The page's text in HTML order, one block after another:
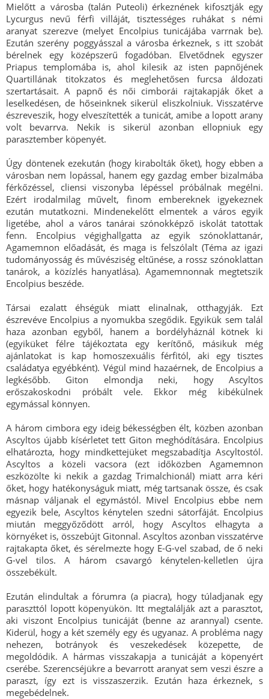
Mielőtt a városba (talán Puteoli) érkeznének kifosztják egy
Lycurgus nevű férfi villáját, tisztességes ruhákat s némi
aranyat szerezve (melyet Encolpius tunicájába varrnak be).
Ezután szerény poggyásszal a városba érkeznek, s itt szobát
bérelnek egy középszerű fogadóban. Elvetődnek egyszer
Priapus templomába is, ahol kilesik az isten papnőjének
Quartillának titokzatos és meglehetősen furcsa áldozati
szertartásait. A papnő és női cimborái rajtakapják őket a
leselkedésen, de hőseinknek sikerül eliszkolniuk. Visszatérve
észreveszik, hogy elveszítették a tunicát, amibe a lopott arany
volt bevarrva. Nekik is sikerül azonban ellopniuk egy
parasztember köpenyét.
Úgy döntenek ezekután (hogy kirabolták őket), hogy ebben a
városban nem lopással, hanem egy gazdag ember bizalmába
férkőzéssel, cliensi viszonyba lépéssel próbálnak megélni.
Ezért irodalmilag művelt, finom embereknek igyekeznek
ezután mutatkozni. Mindenekelőtt elmentek a város egyik
ligetébe, ahol a város tanárai szónokképző iskolát tatottak
fenn. Encolpius végighallgatta az egyik szónoklattanár,
Agamemnon előadását, és maga is felszólalt (Téma az igazi
tudományosság és művésziség eltűnése, a rossz szónoklattan
tanárok, a közízlés hanyatlása). Agamemnonnak megtetszik
Encolpius beszéde.
Társai ezalatt éhségük miatt elinalnak, otthagyják. Ezt
észrevéve Encolpius a nyomukba szegődik. Egyikük sem talál
haza azonban egyből, hanem a bordélyháznál kötnek ki
(egyiküket félre tájékoztata egy kerítőnő, másikuk még
ajánlatokat is kap homoszexuális férfitól, aki egy tisztes
családatya egyébként). Végül mind hazaérnek, de Encolpius a
legkésőbb. Giton elmondja neki, hogy Ascyltos
erőszakoskodni próbált vele. Ekkor még kibékülnek
egymással könnyen.
A három cimbora egy ideig békességben élt, közben azonban
Ascyltos újabb kísérletet tett Giton meghódítására. Encolpius
elhatározta, hogy mindkettejüket megszabadítja Ascyltostól.
Ascyltos a közeli vacsora (ezt időközben Agamemnon
eszközölte ki nekik a gazdag Trimalchionál) miatt arra kéri
őket, hogy hatékonyságuk miatt, még tartsanak össze, és csak
másnap váljanak el egymástól. Mivel Encolpius ebbe nem
egyezik bele, Ascyltos kénytelen szedni sátorfáját. Encolpius
miután meggyőződött arról, hogy Ascyltos elhagyta a
környéket is, összebújt Gitonnal. Ascyltos azonban visszatérve
rajtakapta őket, és sérelmezte hogy E-G-vel szabad, de ő neki
G-vel tilos. A három csavargó kénytelen-kelletlen újra
összebékült.
Ezután elindultak a fórumra (a piacra), hogy túladjanak egy
paraszttól lopott köpenyükön. Itt megtalálják azt a parasztot,
aki viszont Encolpius tunicáját (benne az arannyal) csente.
Kiderül, hogy a két személy egy és ugyanaz. A probléma nagy
nehezen, botrányok és veszekedések közepette, de
megoldódik. A hármas visszakapja a tunicáját a köpenyért
cserébe. Szerencséjükre a bevarrott aranyat sem veszi észre a
paraszt, így ezt is visszaszerzik. Ezután haza érkeznek, s
megebédelnek.